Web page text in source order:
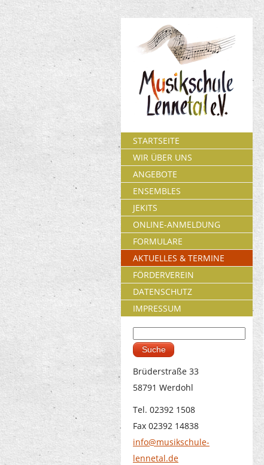
STARTSEITE
WIR ÜBER UNS
ANGEBOTE
ENSEMBLES
JEKITS
ONLINE-ANMELDUNG
FORMULARE
AKTUELLES & TERMINE
FÖRDERVEREIN
DATENSCHUTZ
IMPRESSUM
Suchformular
Brüderstraße 33
58791 Werdohl
Tel. 02392 1508
Fax 02392 14838
info@musikschule-
lennetal.de